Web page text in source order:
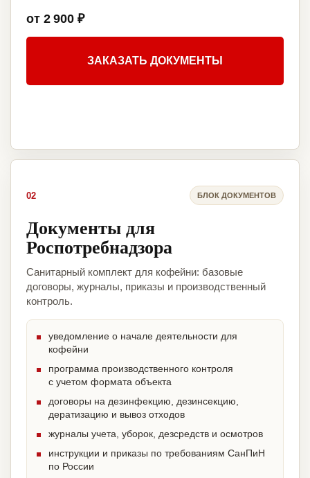
от 2 900 ₽
ЗАКАЗАТЬ ДОКУМЕНТЫ
02 БЛОК ДОКУМЕНТОВ
Документы для
Роспотребнадзора
Санитарный комплект для кофейни: базовые
договоры, журналы, приказы и производственный
контроль.
уведомление о начале деятельности для
кофейни
программа производственного контроля
с учетом формата объекта
договоры на дезинфекцию, дезинсекцию,
дератизацию и вывоз отходов
журналы учета, уборок, дезсредств и осмотров
инструкции и приказы по требованиям СанПиН
по России